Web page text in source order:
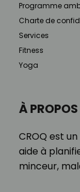
À PROPOS
CROQ est
aide à
minceur,
Programme
Charte de
Services
Fitness
Yoga